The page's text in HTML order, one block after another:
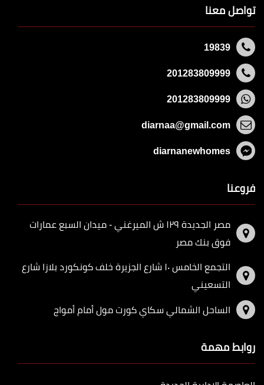
تواصل معنا
19839
201283809999
201283809999
diarnaa@gmail.com
diarnanewhomes
فروعنا
مصر الجديدة ١٢٩ ش الميرغني - ميدان السبع عمارات
فوق بنك مصر
التجمع الخامس ١٠ شارع الجزيرة خلف كونكورد بلازا شارع
التسعيني
الساحل الشمالي سكاي كورت مول أمام أمواج
روابط مهمة